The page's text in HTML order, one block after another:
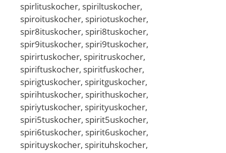
spirlituskocher, spiriltuskocher,
spiroituskocher, spiriotuskocher,
spir8ituskocher, spiri8tuskocher,
spir9ituskocher, spiri9tuskocher,
spirirtuskocher, spiritruskocher,
spiriftuskocher, spiritfuskocher,
spirigtuskocher, spiritguskocher,
spirihtuskocher, spirithuskocher,
spiriytuskocher, spirityuskocher,
spiri5tuskocher, spirit5uskocher,
spiri6tuskocher, spirit6uskocher,
spirituyskocher, spirituhskocher,